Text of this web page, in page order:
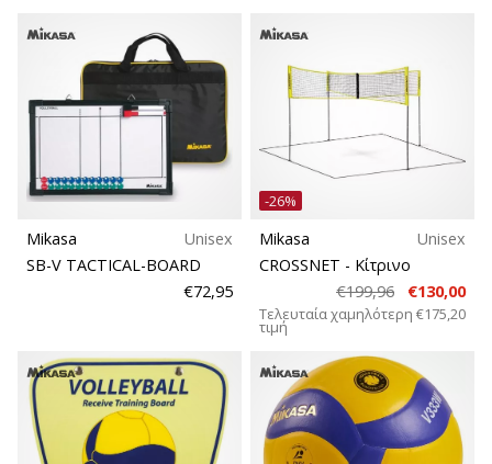
τον
ιστότοπο,
στο
Facebook
ή
φόρουμ
σας
αποφέρουν
έσοδα.
…
Mikasa
Unisex
SB-V TACTICAL-BOARD
€72,95
-26%
Mikasa
Unisex
CROSSNET - Κίτρινο
€199,96
€130,00
Τελευταία χαμηλότερη
τιμή
€175,20